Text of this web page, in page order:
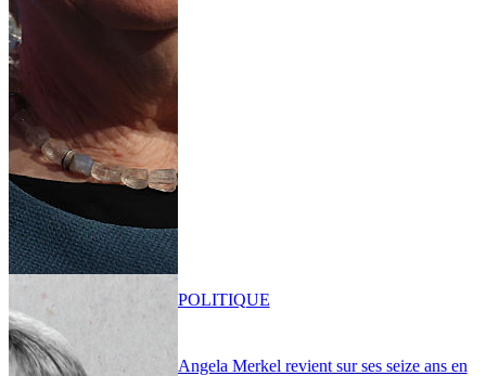
Angela Merkel revient sur ses seize ans en
POLITIQUE